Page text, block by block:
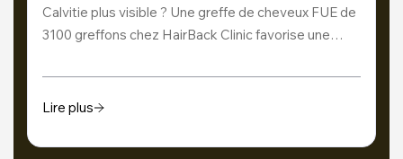
Calvitie plus visible ? Une greffe de cheveux FUE de
3100 greffons chez HairBack Clinic favorise une…
Lire plus